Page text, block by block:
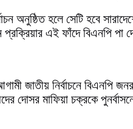
অনুষ্ঠিত হলে সেটি হবে
প্রক্রিয়ার এই ফাঁদে বিএনপি পা
নির্বাচনে বিএনপি
দোসর মাফিয়া চক্রকে